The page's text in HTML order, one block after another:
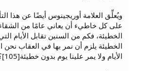
ويُعلِّق العلامة أوريجينوس أيضًا عن هذا
على كل خاطيء أن يعاني عامًا من
الخطيئة، فكم من السنين تقابل الأيام
الخطيئة يلزم أن نمر بها في العقاب
الأيام ولا يمر علينا يوم بدون خطيئة[105]؟].